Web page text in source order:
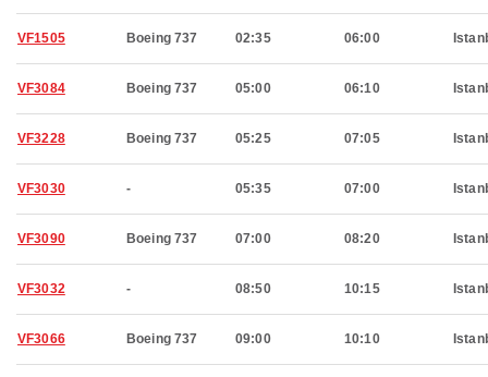
VF1505 Boeing 737 02:35 06:00
VF3084 Boeing 737 05:00 06:10
VF3228 Boeing 737 05:25 07:05
VF3030 - 05:35 07:00
VF3090 Boeing 737 07:00 08:20
VF3032 - 08:50 10:15
VF3066 Boeing 737 09:00 10:10